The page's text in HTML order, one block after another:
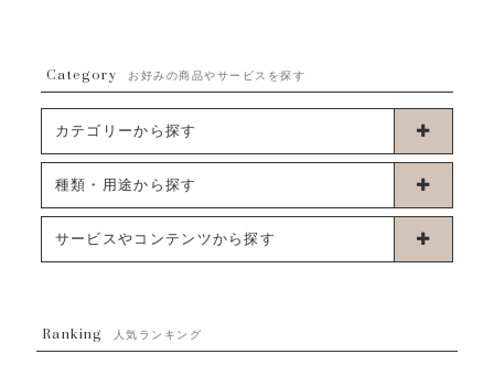
Category お好みの商品やサービスを探す
カテゴリーから探す
卓上タイプバルーン
ブーケタイプバルーン
ムーンリットバルーン
種類・用途から探す
お誕生日
サービスやコンテンツから探す
発送について
Ranking 人気ランキング